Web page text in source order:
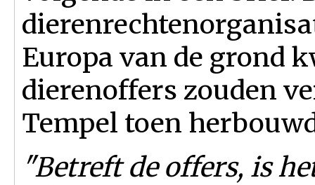
Europa van de grond
dierenoffers zouden
Tempel toen
"Betreft de offers, is